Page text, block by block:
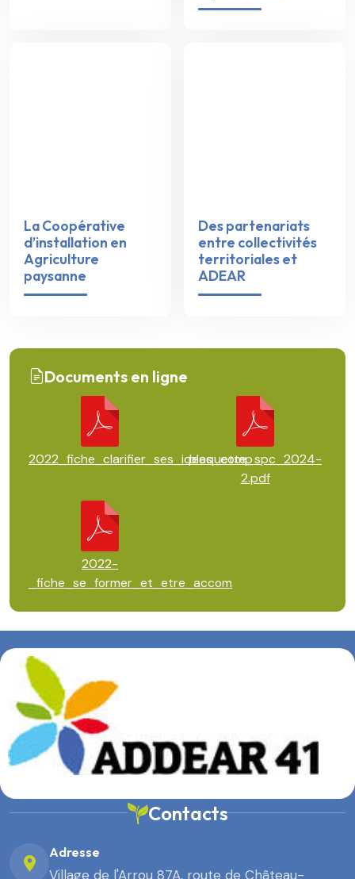
La Coopérative
d’installation en
Agriculture
paysanne
Des partenariats
entre collectivités
territoriales et
ADEAR
Documents en ligne
2022_fiche_clarifier_ses_idees_compplaquette_spc_2024-
2.pdf
2022-
_fiche_se_former_et_etre_accom
Contacts
Adresse
Village de l'Arrou 87A, route de Château-